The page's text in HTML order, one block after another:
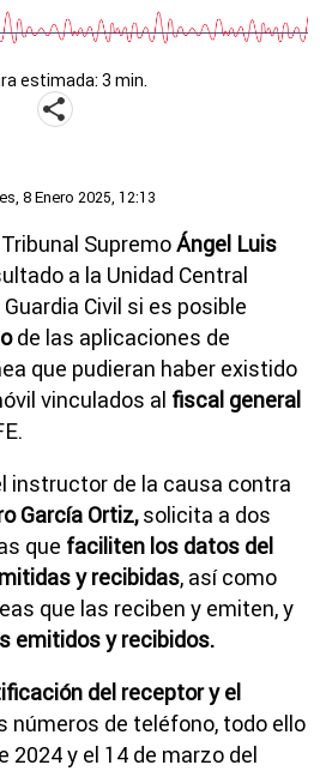
estimada: 3 min.
8 Enero 2025, 12:13
SupremoÁngel Luis
a la Unidad Central
Civil si es posible
de las aplicaciones de
que pudieran haber existido
vinculados al fiscal general
instructor de la causa contra
García Ortiz,solicita a dos
que faciliten los datos del
y recibidas, así como
que las reciben y emiten, y
emitidos y recibidos.
del receptor y el
números de teléfono, todo ello
2024 y el 14 de marzo del